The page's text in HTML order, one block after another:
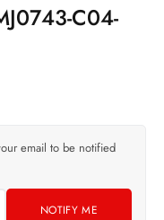
email to be notified
NOTIFY ME